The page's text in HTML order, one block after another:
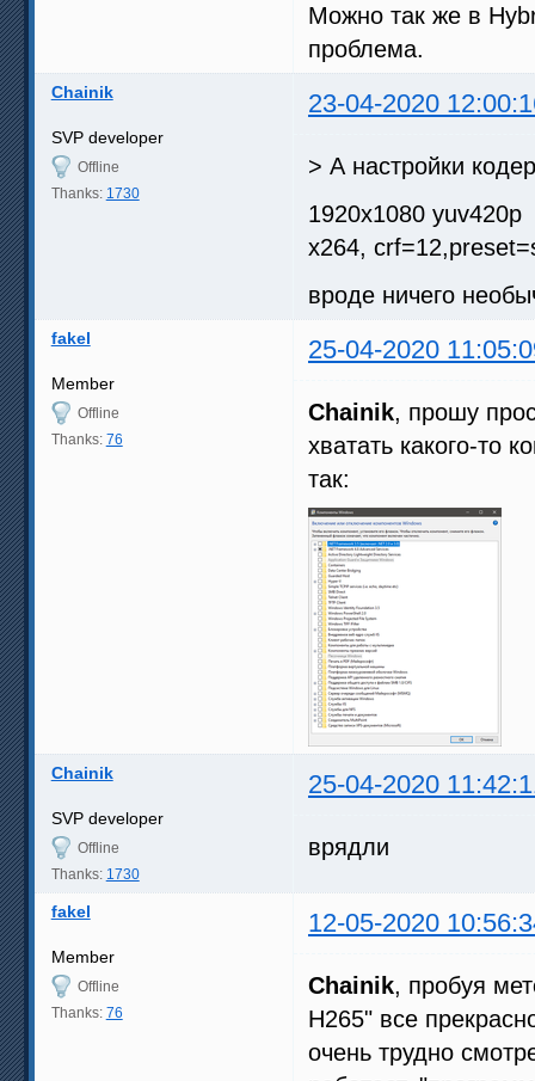
Можно так же в
проблема.
Chainik 23-04-2020
SVP developer
Offline
Thanks: 1730
> А настройки
1920x1080 yuv420p
x264,
вроде ничего
fakel 25-04-2020
Member
Offline
Thanks: 76
Chainik, прошу
хватать какого-то
так:
Chainik 25-04-2020
SVP developer
Offline
Thanks: 1730
врядли
fakel 12-05-2020
Member
Offline
Thanks: 76
Chainik, пробуя
H265" все
очень трудно